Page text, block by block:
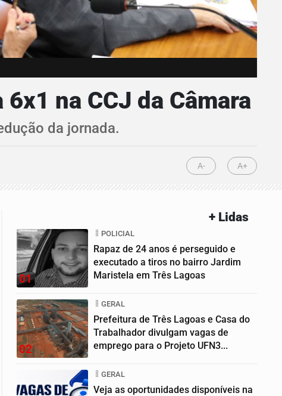
na CCJ da Câmara
da jornada.
A- A+
+ Lidas
01
POLICIAL
Rapaz de 24 anos é perseguido e
executado a tiros no bairro Jardim
Maristela em Três Lagoas
02
GERAL
Prefeitura de Três Lagoas e Casa do
Trabalhador divulgam vagas de
emprego para o Projeto UFN3...
GERAL
Veja as oportunidades disponíveis na